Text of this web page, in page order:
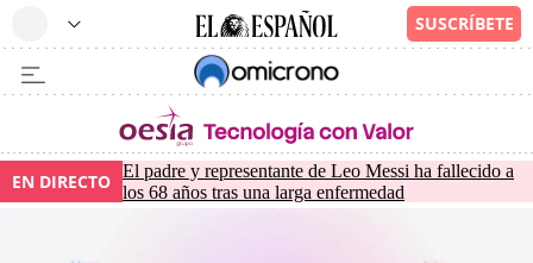
EN DIRECTO El padre y representante de Leo Messi ha fallecido a
los 68 años tras una larga enfermedad